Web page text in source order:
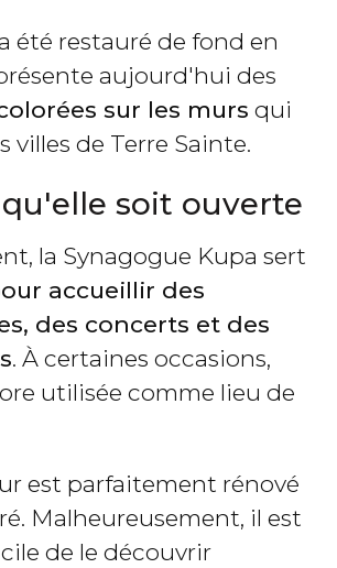
été restauré de fond en
aujourd'hui des
sur les murs qui
villes de Terre Sainte.
soit ouverte
la Synagogue Kupa sert
accueillir des
des concerts et des
. À certaines occasions,
utilisée comme lieu de
est parfaitement rénové
Malheureusement, il est
de le découvrir